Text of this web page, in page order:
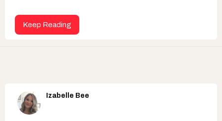
Keep Reading
Izabelle Bee